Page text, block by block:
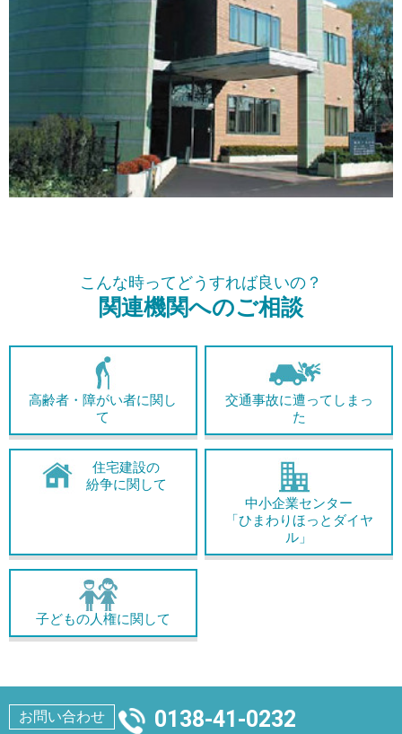
こんな時ってどうすれば良いの？
関連機関へのご相談
高齢者・障がい者に関し
て
交通事故に遭ってしまっ
た
住宅建設の
紛争に関して
中小企業センター
「ひまわりほっとダイヤ
ル」
子どもの人権に関して
お問い合わせ 0138-41-0232